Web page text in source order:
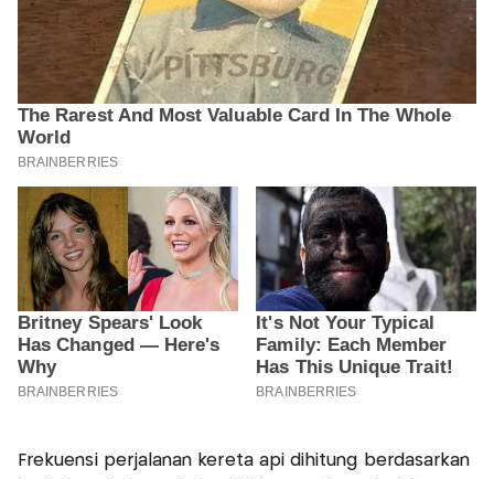
Frekuensi perjalanan kereta api dihitung berdasarkan